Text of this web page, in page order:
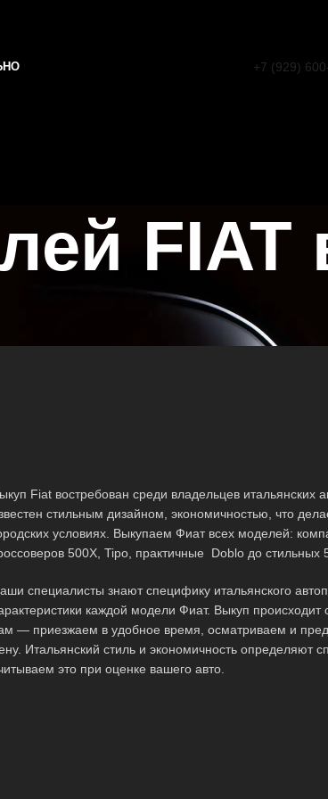
+7 (929)
FIAT
Fiat востребован среди владельцев итальянских
стильным дизайном, экономичностью, что
условиях. Выкупаем Фиат всех моделей:
500X, Tipo, практичные Doblo до стильных
специалисты знают специфику итальянского
каждой модели Фиат. Выкуп
— приезжаем в удобное время, осматриваем и
Итальянский стиль и экономичность определяют
это при оценке вашего авто.